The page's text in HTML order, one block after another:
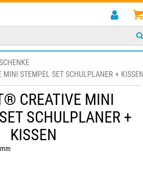
MINI STEMPEL SET SCHULPLANER +
CREATIVE MINI
SCHULPLANER +
KISSEN